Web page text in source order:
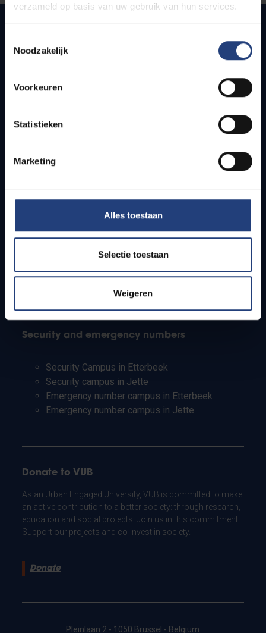
verzameld op basis van uw gebruik van hun services.
Noodzakelijk
Voorkeuren
Statistieken
Marketing
Alles toestaan
Selectie toestaan
Weigeren
Quick links
How to get to the VUB campuses
Students
PhD students
Teachers and secondary schools
Working students
Security and emergency numbers
Security Campus in Etterbeek
Security campus in Jette
Emergency number campus in Etterbeek
Emergency number campus in Jette
Donate to VUB
As an Urban Engaged University, VUB is committed to make
an active contribution to a better society: through research,
education and social projects. Join us in this commitment.
Support our projects and co-invest in society.
Donate
Pleinlaan 2 - 1050 Brussel - Belgium